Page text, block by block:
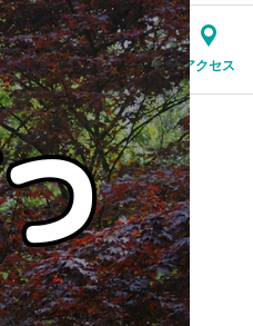
会話上手より、一緒にい
て疲れない人
2026.08.06
アクセス